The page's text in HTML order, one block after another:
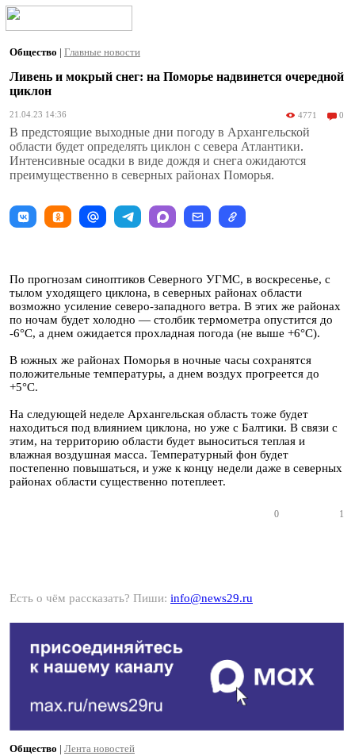
Общество | Главные новости
Ливень и мокрый снег: на Поморье надвинется очередной
циклон
21.04.23 14:36 4771 0
В предстоящие выходные дни погоду в Архангельской
области будет определять циклон с севера Атлантики.
Интенсивные осадки в виде дождя и снега ожидаются
преимущественно в северных районах Поморья.
По прогнозам синоптиков Северного УГМС, в воскресенье, с
тылом уходящего циклона, в северных районах области
возможно усиление северо-западного ветра. В этих же районах
по ночам будет холодно — столбик термометра опустится до
-6°С, а днем ожидается прохладная погода (не выше +6°С).
В южных же районах Поморья в ночные часы сохранятся
положительные температуры, а днем воздух прогреется до
+5°С.
На следующей неделе Архангельская область тоже будет
находиться под влиянием циклона, но уже с Балтики. В связи с
этим, на территорию области будет выноситься теплая и
влажная воздушная масса. Температурный фон будет
постепенно повышаться, и уже к концу недели даже в северных
районах области существенно потеплеет.
0 1
Есть о чём рассказать? Пиши: info@news29.ru
Общество | Лента новостей